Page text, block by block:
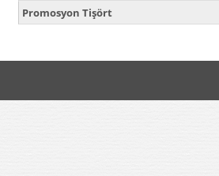
Promosyon Tişört